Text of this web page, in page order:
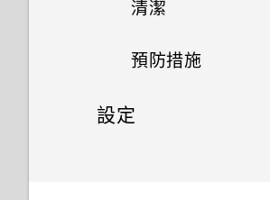
清潔
預防措施
設定